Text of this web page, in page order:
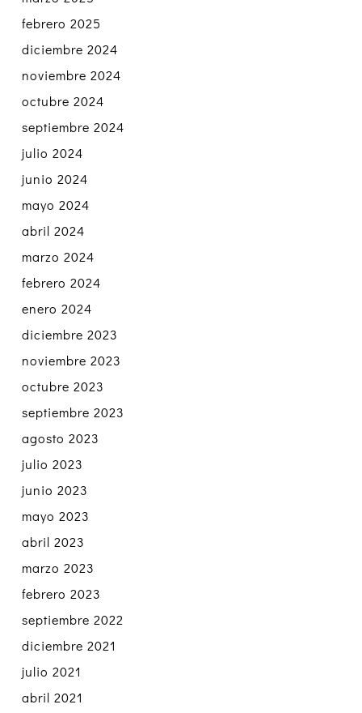
febrero 2025
diciembre 2024
noviembre 2024
octubre 2024
septiembre 2024
julio 2024
junio 2024
mayo 2024
abril 2024
marzo 2024
febrero 2024
enero 2024
diciembre 2023
noviembre 2023
octubre 2023
septiembre 2023
agosto 2023
julio 2023
junio 2023
mayo 2023
abril 2023
marzo 2023
febrero 2023
septiembre 2022
diciembre 2021
julio 2021
abril 2021